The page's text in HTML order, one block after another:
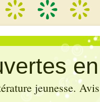
jeunesse.